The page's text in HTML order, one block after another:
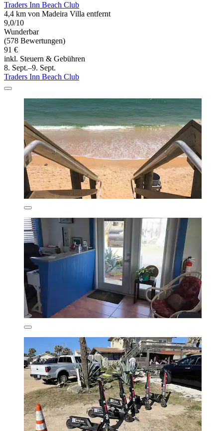
Traders Inn Beach Club
4,4 km von Madeira Villa entfernt
9,0/10
Wunderbar
(578 Bewertungen)
91 €
inkl. Steuern & Gebühren
8. Sept.–9. Sept.
Traders Inn Beach Club